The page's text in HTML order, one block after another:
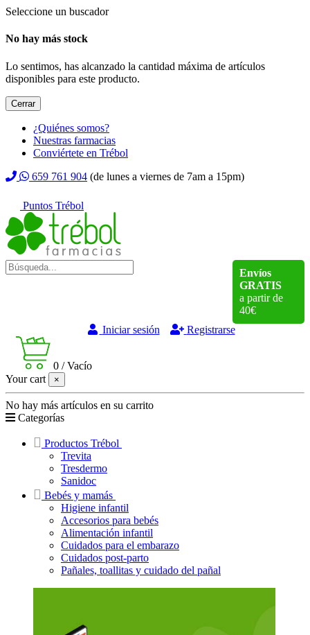
Seleccione un buscador
No hay más stock
Lo sentimos, has alcanzado la cantidad máxima de artículos
disponibles para este producto.
Cerrar
¿Quiénes somos?
Nuestras farmacias
Conviértete en Trébol
659 761 904 (de lunes a viernes de 7am a 15pm)
Puntos Trébol
Envíos
GRATIS
a partir de
40€
Iniciar sesión
Registrarse
0 /Vacío
Your cart
×
No hay más artículos en su carrito
Categorías
Productos Trébol
Trevita
Tresdermo
Sanidoc
Bebés y mamás
Higiene infantil
Accesorios para bebés
Alimentación infantil
Cuidados para el embarazo
Cuidados post-parto
Pañales, toallitas y cuidado del pañal